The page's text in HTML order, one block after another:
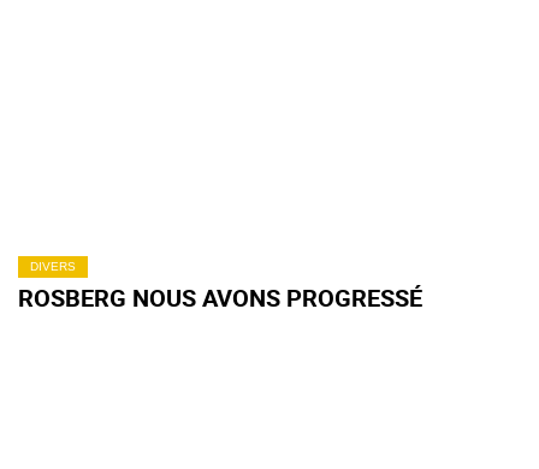
DIVERS
ROSBERG NOUS AVONS PROGRESSÉ